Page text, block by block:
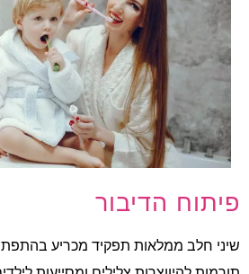
פיתוח הדיבור
שיני חלב ממלאות תפקיד מכריע